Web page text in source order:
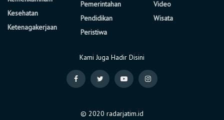
Kesehatan
Ketenagakerjaan
Pemerintahan
Pendidikan
Peristiwa
Video
Wisata
Kami Juga Hadir Disini
© 2020 radarjatim.id